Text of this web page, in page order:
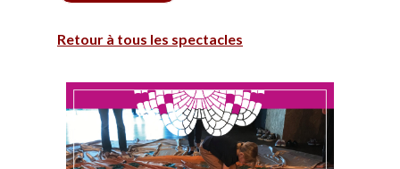
Retour à tous les spectacles